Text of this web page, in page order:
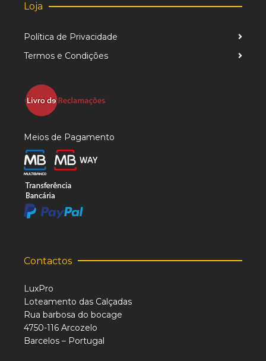
Loja
Política de Privacidade
Termos e Condições
Meios de Pagamento
Contactos
LuxPro
Loteamento das Calçadas
Rua barbosa do bocage
4750-116 Arcozelo
Barcelos – Portugal